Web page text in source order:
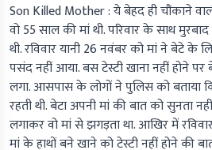
Son Killed Mother :ये बेहद ही चौंकाने
वो 55 साल की मां थी. परिवार के साथ
थी. रविवार यानी 26 नवंबर को मां ने बेटे के
पसंद नहीं आया. बस टेस्टी खाना नहीं होने
लगा. आसपास के लोगों ने पुलिस को बताया
रहती थी. बेटा अपनी मां की बात को सुनता
लगाकर वो मां से झगड़ता था. आखिर में
मां के हाथों बने खाने को टेस्टी नहीं होने की